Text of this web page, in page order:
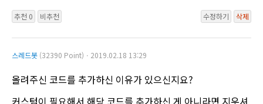
추천 0 비추천 수정하기 삭제
스레드봇 (32390 Point)ㆍ2019.02.18 13:29
올려주신 코드를 추가하신 이유가 있으신지요?
커스텀이 필요해서 해당 코드를 추가하신 게 아니라면 지우셔